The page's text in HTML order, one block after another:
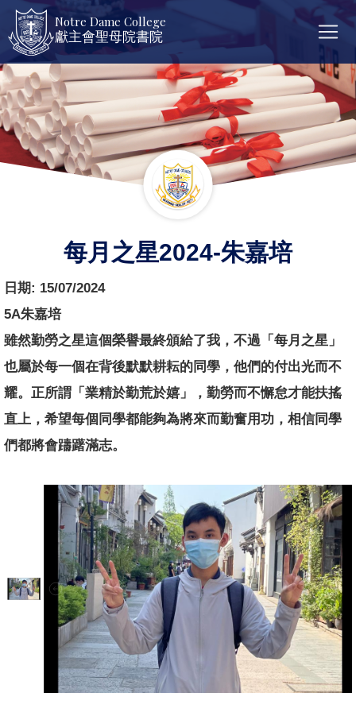
Notre Dame College
獻主會聖母院書院
每月之星2024-朱嘉培
日期: 15/07/2024
5A朱嘉培
雖然勤勞之星這個榮譽最終頒給了我，不過「每月之星」
也屬於每一個在背後默默耕耘的同學，他們的付出光而不
耀。正所謂「業精於勤荒於嬉」，勤勞而不懈怠才能扶搖
直上，希望每個同學都能夠為將來而勤奮用功，相信同學
們都將會躊躇滿志。